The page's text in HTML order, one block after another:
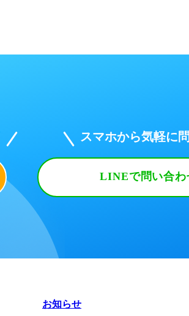
スマホから気軽に
LINEで問い合わ
お知らせ